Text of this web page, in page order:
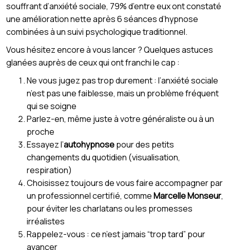
souffrant d’anxiété sociale, 79% d’entre eux ont constaté
une amélioration nette après 6 séances d’hypnose
combinées à un suivi psychologique traditionnel.
Vous hésitez encore à vous lancer ? Quelques astuces
glanées auprès de ceux qui ont franchi le cap :
Ne vous jugez pas trop durement : l’anxiété sociale
n’est pas une faiblesse, mais un problème fréquent
qui se soigne
Parlez-en, même juste à votre généraliste ou à un
proche
Essayez l’autohypnosepour des petits
changements du quotidien (visualisation,
respiration)
Choisissez toujours de vous faire accompagner par
un professionnel certifié, commeMarcelle Monseur,
pour éviter les charlatans ou les promesses
irréalistes
Rappelez-vous : ce n’est jamais “trop tard” pour
avancer